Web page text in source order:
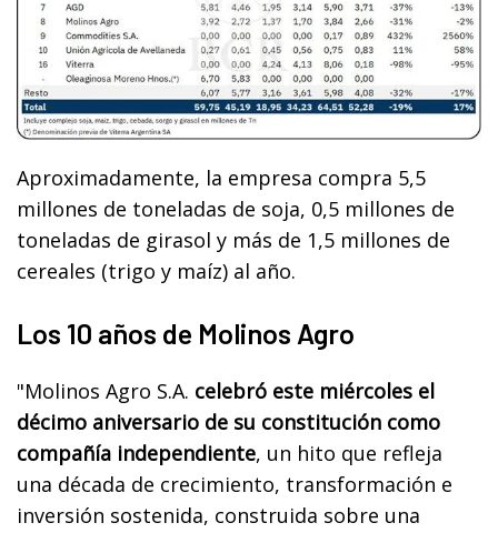
Aproximadamente, la empresa compra 5,5
millones de toneladas de soja, 0,5 millones de
toneladas de girasol y más de 1,5 millones de
cereales (trigo y maíz) al año.
Los 10 años de Molinos Agro
"Molinos Agro S.A. celebró este miércoles el
décimo aniversario de su constitución como
compañía independiente, un hito que refleja
una década de crecimiento, transformación e
inversión sostenida, construida sobre una